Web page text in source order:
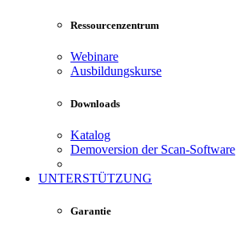
Ressourcenzentrum
Webinare
Ausbildungskurse
Downloads
Katalog
Demoversion der Scan-Software
UNTERSTÜTZUNG
Garantie